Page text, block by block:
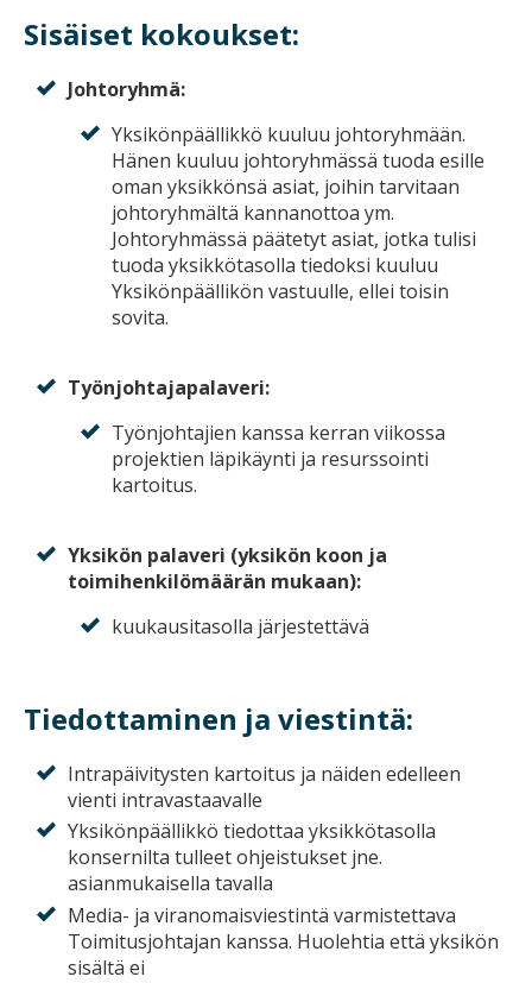
Sisäiset kokoukset:
Johtoryhmä:
Yksikönpäällikkö kuuluu johtoryhmään.
Hänen kuuluu johtoryhmässä tuoda esille
oman yksikkönsä asiat, joihin tarvitaan
johtoryhmältä kannanottoa ym.
Johtoryhmässä päätetyt asiat, jotka tulisi
tuoda yksikkötasolla tiedoksi kuuluu
Yksikönpäällikön vastuulle, ellei toisin
sovita.
Työnjohtajapalaveri:
Työnjohtajien kanssa kerran viikossa
projektien läpikäynti ja resurssointi
kartoitus.
Yksikön palaveri (yksikön koon ja
toimihenkilömäärän mukaan):
kuukausitasolla järjestettävä
Tiedottaminen ja viestintä:
Intrapäivitysten kartoitus ja näiden edelleen
vienti intravastaavalle
Yksikönpäällikkö tiedottaa yksikkötasolla
konsernilta tulleet ohjeistukset jne.
asianmukaisella tavalla
Media- ja viranomaisviestintä varmistettava
Toimitusjohtajan kanssa. Huolehtia että yksikön
sisältä ei